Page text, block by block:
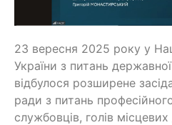
23 вересня 2025 року у
України з питань
відбулося розширене
ради з питань
службовців, голів